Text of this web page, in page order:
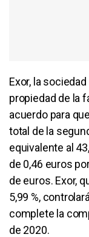
Exor, la
propiedad de la
acuerdo para
total de la
equivalente al
de 0,46 euros
de euros. Exor,
5,99 %,
complete la
de 2020.